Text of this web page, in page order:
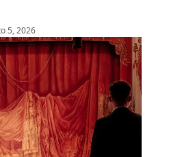
5, 2026